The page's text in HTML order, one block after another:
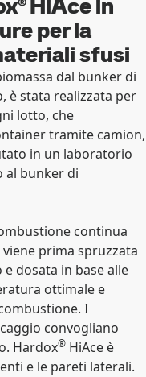
HiAce in
per la
sfusi
dal bunker di
è stata realizzata per
lotto, che
tramite camion,
in un laboratorio
al bunker di
continua
prima spruzzata
dosata in base alle
ottimale e
I
convogliano
Hardox® HiAce è
e le pareti laterali.